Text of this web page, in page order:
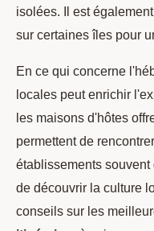
isolées. Il est
sur certaines îles pour
En ce qui concerne
locales peut enrichir
les maisons d'hôtes
permettent de
établissements
de découvrir la culture
conseils sur les